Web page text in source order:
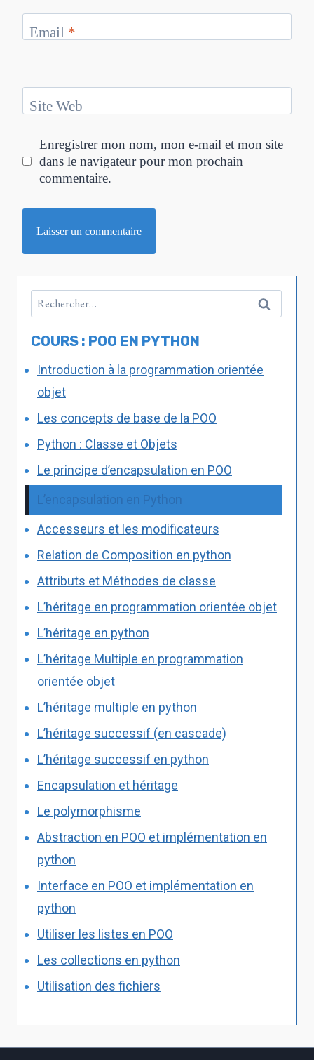
Email *
Site Web
Enregistrer mon nom, mon e-mail et mon site
dans le navigateur pour mon prochain
commentaire.
COURS : POO EN PYTHON
Introduction à la programmation orientée
objet
Les concepts de base de la POO
Python : Classe et Objets
Le principe d’encapsulation en POO
L’encapsulation en Python
Accesseurs et les modificateurs
Relation de Composition en python
Attributs et Méthodes de classe
L’héritage en programmation orientée objet
L’héritage en python
L’héritage Multiple en programmation
orientée objet
L’héritage multiple en python
L’héritage successif (en cascade)
L’héritage successif en python
Encapsulation et héritage
Le polymorphisme
Abstraction en POO et implémentation en
python
Interface en POO et implémentation en
python
Utiliser les listes en POO
Les collections en python
Utilisation des fichiers